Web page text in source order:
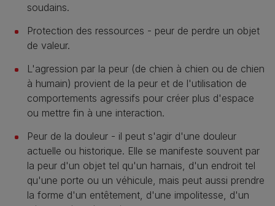
soudains.
Protection des ressources - peur de perdre un objet
de valeur.
L'agression par la peur (de chien à chien ou de chien
à humain) provient de la peur et de l'utilisation de
comportements agressifs pour créer plus d'espace
ou mettre fin à une interaction.
Peur de la douleur - il peut s'agir d'une douleur
actuelle ou historique. Elle se manifeste souvent par
la peur d'un objet tel qu'un harnais, d'un endroit tel
qu'une porte ou un véhicule, mais peut aussi prendre
la forme d'un entêtement, d'une impolitesse, d'un